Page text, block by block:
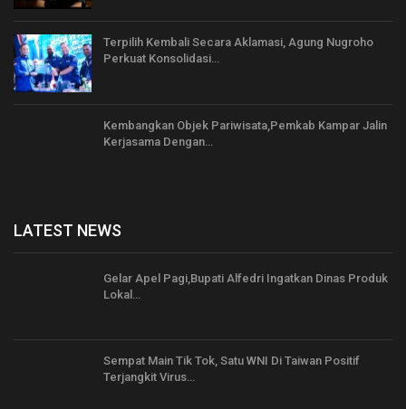
Terpilih Kembali Secara Aklamasi, Agung Nugroho
Perkuat Konsolidasi…
Kembangkan Objek Pariwisata,Pemkab Kampar Jalin
Kerjasama Dengan…
LATEST NEWS
Gelar Apel Pagi,Bupati Alfedri Ingatkan Dinas Produk
Lokal…
Sempat Main Tik Tok, Satu WNI Di Taiwan Positif
Terjangkit Virus…